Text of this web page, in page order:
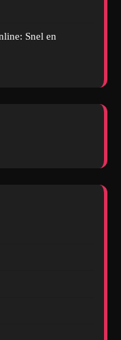
Snel en